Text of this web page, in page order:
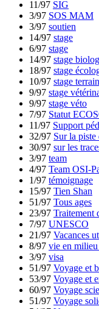
11/97 SIG
3/97 SOS MAM
3/97 soutien
14/97 stage
6/97 stage
14/97 stage
18/97 stage
10/97 stage terrain
9/97 stage
9/97 stage véto
7/97 Statut
11/97 Support
32/97 Sur la piste
30/97 sur les
3/97 team
4/97 Team OSI-
1/97 témoignage
15/97 Tien Shan
51/97 Tous ages
23/97 Traitement
7/97 UNESCO
21/97 Vacances
8/97 vie en
3/97 visa
51/97 Voyage et
53/97 Voyage et
60/97 Voyage
51/97 Voyage